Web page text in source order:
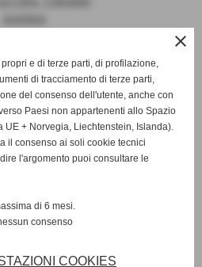
News
EUROPA
OPINIONI
PERSONE
IN ITALY
close
e di terze parti, di profilazione,
di tracciamento di terze parti,
del consenso dell'utente, anche con
Paesi non appartenenti allo Spazio
UE + Norvegia, Liechtenstein, Islanda).
il consenso ai soli cookie tecnici
l'argomento puoi consultare le
di 6 mesi.
consenso
COOKIES